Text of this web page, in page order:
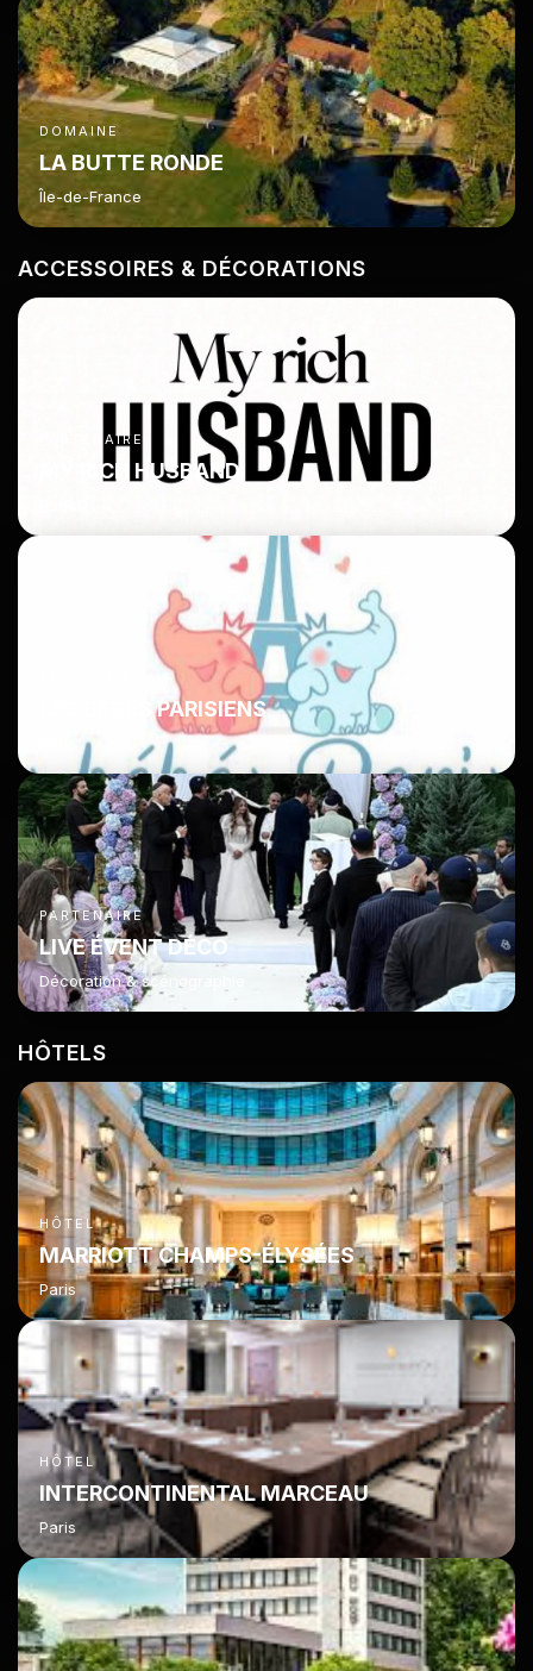
DOMAINE
LA BUTTE RONDE
Île-de-France
ACCESSOIRES & DÉCORATIONS
PARTENAIRE
MY RICH HUSBAND
LES BÉBÉS PARISIENS
PARTENAIRE
LIVE ÉVENT DÉCO
Décoration & scénographie
HÔTELS
HÔTEL
MARRIOTT CHAMPS-ÉLYSÉES
Paris
HÔTEL
INTERCONTINENTAL MARCEAU
Paris